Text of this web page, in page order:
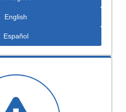
English
Español